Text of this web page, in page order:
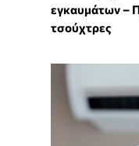
εγκαυμάτων –
τσούχτρες